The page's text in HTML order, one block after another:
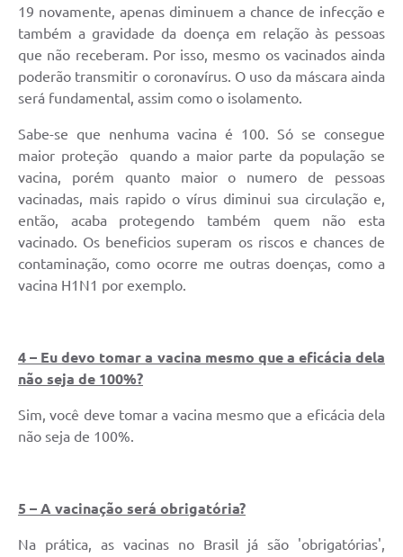
19 novamente, apenas diminuem a chance de infecção e
também a gravidade da doença em relação às pessoas
que não receberam. Por isso, mesmo os vacinados ainda
poderão transmitir o coronavírus. O uso da máscara ainda
será fundamental, assim como o isolamento.
Sabe-se que nenhuma vacina é 100. Só se consegue
maior proteção quando a maior parte da população se
vacina, porém quanto maior o numero de pessoas
vacinadas, mais rapido o vírus diminui sua circulação e,
então, acaba protegendo também quem não esta
vacinado. Os beneficios superam os riscos e chances de
contaminação, como ocorre me outras doenças, como a
vacina H1N1 por exemplo.
4 – Eu devo tomar a vacina mesmo que a eficácia dela
não seja de 100%?
Sim, você deve tomar a vacina mesmo que a eficácia dela
não seja de 100%.
5 – A vacinação será obrigatória?
Na prática, as vacinas no Brasil já são 'obrigatórias',